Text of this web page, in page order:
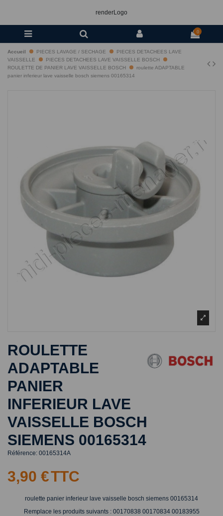
renderLogo
0
Accueil PIECES LAVAGE / SECHAGE
PIECES DETACHEES LAVE
VAISSELLE
PIECES DETACHEES LAVE VAISSELLE BOSCH
ROULETTE DE PANIER LAVE VAISSELLE BOSCH
roulette ADAPTABLE
panier inferieur lave vaisselle bosch siemens 00165314
ROULETTE
ADAPTABLE
PANIER
INFERIEUR LAVE
VAISSELLE BOSCH
SIEMENS 00165314
Référence: 00165314A
3,90 €TTC
roulette panier inferieur lave vaisselle bosch siemens 00165314
Remplace les produits suivants : 00170838 00170834 00183955